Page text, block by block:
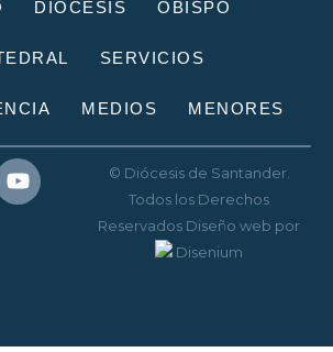
DIÓCESIS OBISPO
SERVICIOS
MEDIOS MENORES
© Diócesis de Santander.
Todos los Derechos
Reservados Diseño web por
Disenium